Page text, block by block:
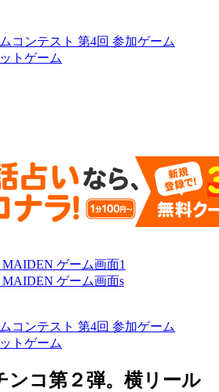
コンテスト 第4回 参加ゲーム
トゲーム
コンテスト 第4回 参加ゲーム
トゲーム
ンコ第２弾。横リール